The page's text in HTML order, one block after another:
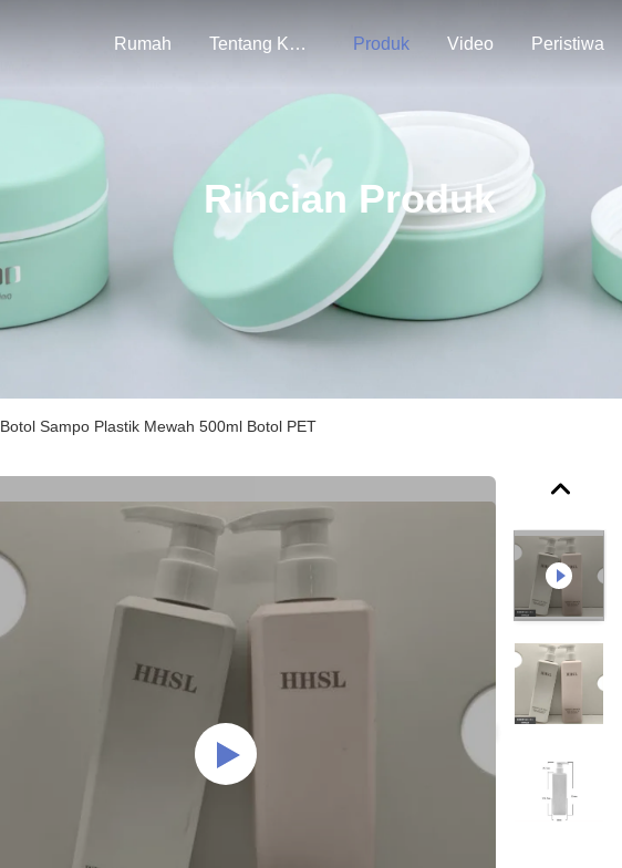
Rumah Tentang Kami Produk Video Peristiwa
Rincian Produk
Botol Sampo Plastik Mewah 500ml Botol PET